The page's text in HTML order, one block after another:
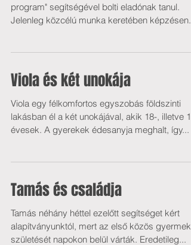
program" segítségével bolti eladónak tanul.
Jelenleg közcélú munka keretében képzésen...
Viola és két unokája
Viola egy félkomfortos egyszobás földszinti
lakásban él a két unokájával, akik 18-, illetve 15
évesek. A gyerekek édesanyja meghalt, így...
Tamás és családja
Tamás néhány héttel ezelőtt segítséget kért
alapítványunktól, mert az első közös
születését napokon belül várták. Eredetileg...